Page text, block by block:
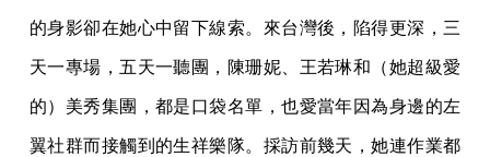
的身影卻在她心中留下線索。來台灣後，陷得更深，三
天一專場，五天一聽團，陳珊妮、王若琳和（她超級愛
的）美秀集團，都是口袋名單，也愛當年因為身邊的左
翼社群而接觸到的生祥樂隊。採訪前幾天，她連作業都